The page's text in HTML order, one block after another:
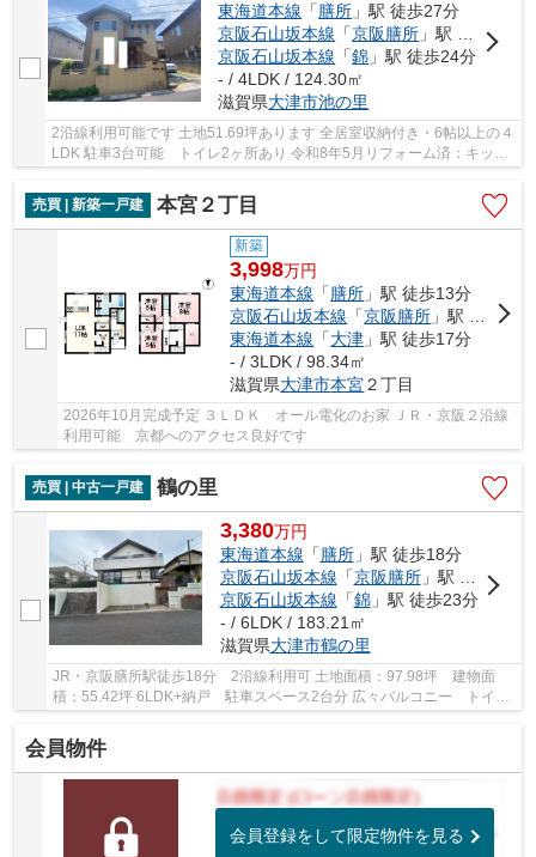
東海道本線 「膳所 」駅 徒歩27分
京阪石山坂本線 「京阪膳所 」駅 徒歩27分
京阪石山坂本線 「錦 」駅 徒歩24分
- / 4LDK / 124.30㎡
滋賀県大津市池の里
2沿線利用可能です 土地51.69坪あります 全居室収納付き・6帖以上の４
LDK 駐車3台可能 トイレ2ヶ所あり 令和8年5月リフォーム済：キッチ
売買 | 新築一戸建
本宮２丁目
新築
3,998万円
東海道本線 「膳所 」駅 徒歩13分
京阪石山坂本線 「京阪膳所 」駅 徒歩13分
東海道本線 「大津 」駅 徒歩17分
- / 3LDK / 98.34㎡
滋賀県大津市本宮２丁目
2026年10月完成予定 ３ＬＤＫ オール電化のお家 ＪＲ・京阪２沿線
利用可能 京都へのアクセス良好です
売買 | 中古一戸建 鶴の里
3,380万円
東海道本線 「膳所」駅 徒歩18分
京阪石山坂本線 「京阪膳所」駅 徒歩18分
京阪石山坂本線 「錦」駅 徒歩23分
- / 6LDK / 183.21㎡
滋賀県大津市鶴の里
JR・京阪膳所駅徒歩18分 2沿線利用可 土地面積：97.98坪 建物面
積：55.42坪 6LDK+納戸 駐車スペース2台分 広々バルコニー トイレ
2ヶ所あり 眺望良好
会員物件
会員登録をして限定物件を見る